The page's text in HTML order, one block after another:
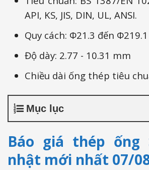
API, KS, JIS, DIN, UL, ANSI.
Quy cách: Φ21.3 đến
Độ dày: 2.77 - 10.31 mm
Chiều dài ống thép tiêu
Mục lục
Báo giá thép ống
nhật mới nhất 07/